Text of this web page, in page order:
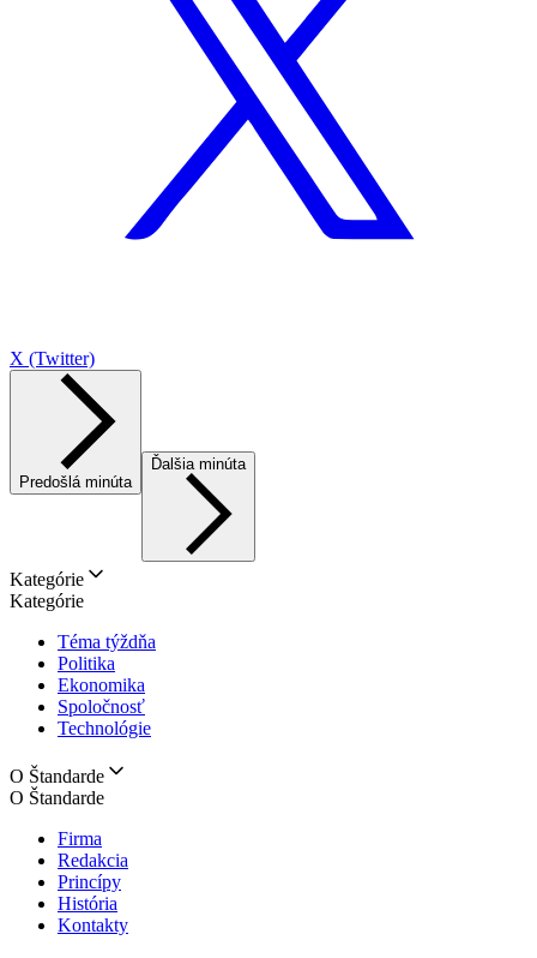
X (Twitter)
Predošlá minúta
Ďalšia minúta
Kategórie
Kategórie
Téma týždňa
Politika
Ekonomika
Spoločnosť
Technológie
O Štandarde
O Štandarde
Firma
Redakcia
Princípy
História
Kontakty